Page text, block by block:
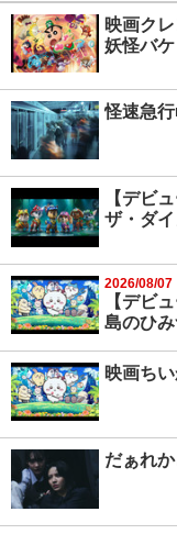
映画ク
妖怪バ
怪速急
【デビ
ザ・ダ
2026/08/07
【デビ
島のひ
映画ち
だぁれ